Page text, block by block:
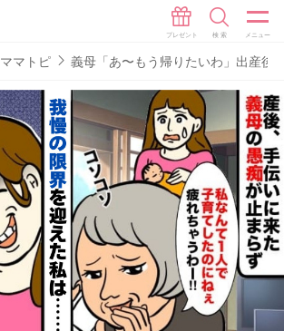
ママトピ 義母「あ〜もう帰りたいわ」出産後